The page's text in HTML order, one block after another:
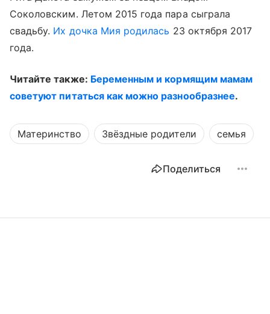
Соколовским. Летом 2015 года пара сыграла
свадьбу. Их дочка Мия родилась 23 октября 2017
года.
Читайте также: Беременным и кормящим мамам
советуют питаться как можно разнообразнее.
Материнство Звёздные родители семья
Поделиться